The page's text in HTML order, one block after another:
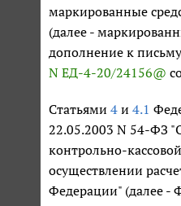
маркированные
(далее -
дополнение к
N ЕД-4-20/24156@
Статьями 4 и 4.1
22.05.2003 N 54-ФЗ
контрольно-
осуществлении
Федерации" (далее -